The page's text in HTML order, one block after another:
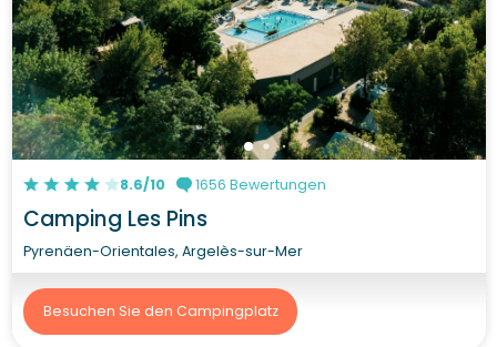
8.6/10 1656 Bewertungen
Camping Les Pins
Pyrenäen-Orientales, Argelès-sur-Mer
Besuchen Sie den Campingplatz